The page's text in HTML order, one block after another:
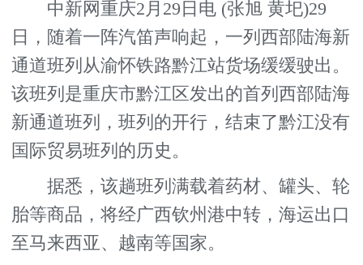
中新网重庆2月29日电 (张旭 黄圯)29
日，随着一阵汽笛声响起，一列西部陆海新
通道班列从渝怀铁路黔江站货场缓缓驶出。
该班列是重庆市黔江区发出的首列西部陆海
新通道班列，班列的开行，结束了黔江没有
国际贸易班列的历史。
据悉，该趟班列满载着药材、罐头、轮
胎等商品，将经广西钦州港中转，海运出口
至马来西亚、越南等国家。